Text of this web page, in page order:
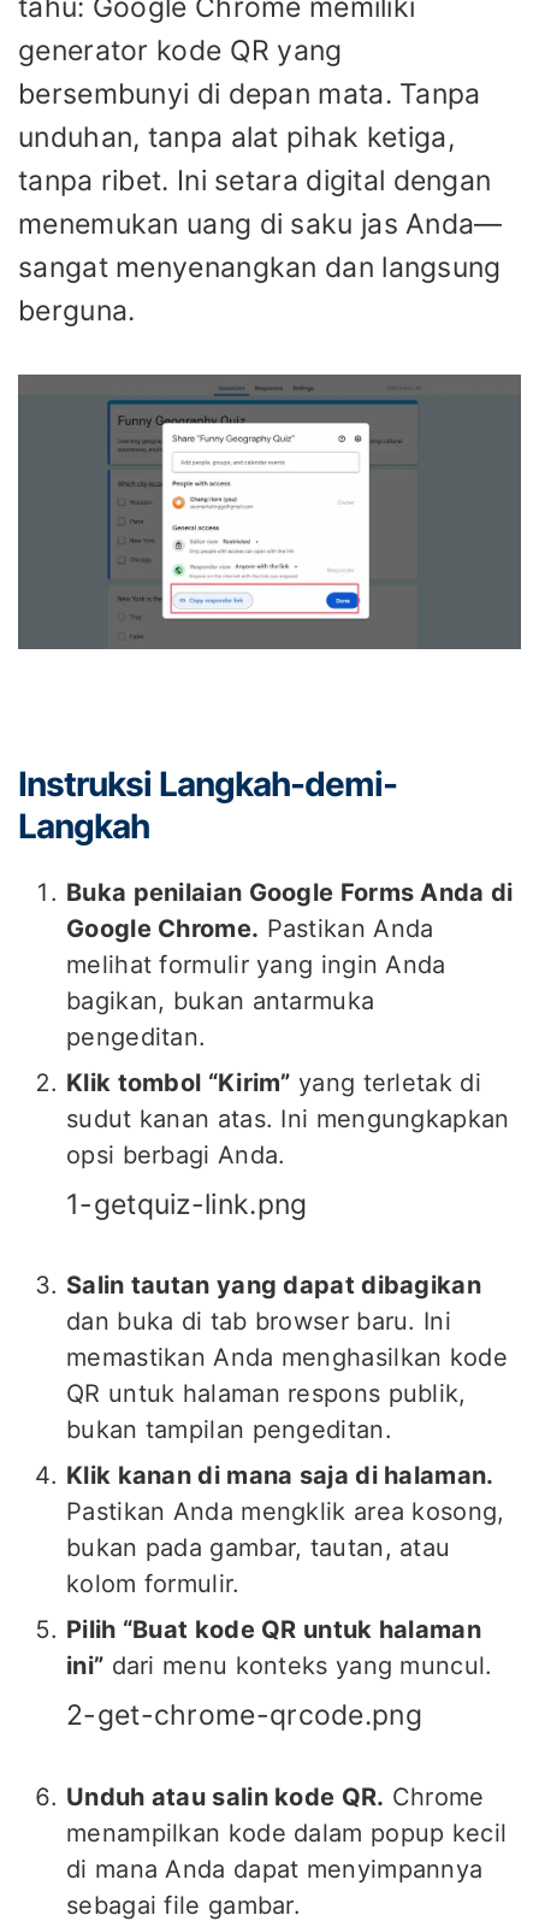
tahu: Google Chrome memiliki
generator kode QR yang
bersembunyi di depan mata. Tanpa
unduhan, tanpa alat pihak ketiga,
tanpa ribet. Ini setara digital dengan
menemukan uang di saku jas Anda—
sangat menyenangkan dan langsung
berguna.
Instruksi Langkah-demi-
Langkah
Buka penilaian Google Forms Anda di
Google Chrome. Pastikan Anda
melihat formulir yang ingin Anda
bagikan, bukan antarmuka
pengeditan.
Klik tombol “Kirim” yang terletak di
sudut kanan atas. Ini mengungkapkan
opsi berbagi Anda.
1-getquiz-link.png
Salin tautan yang dapat dibagikan
dan buka di tab browser baru. Ini
memastikan Anda menghasilkan kode
QR untuk halaman respons publik,
bukan tampilan pengeditan.
Klik kanan di mana saja di halaman.
Pastikan Anda mengklik area kosong,
bukan pada gambar, tautan, atau
kolom formulir.
Pilih “Buat kode QR untuk halaman
ini” dari menu konteks yang muncul.
2-get-chrome-qrcode.png
Unduh atau salin kode QR. Chrome
menampilkan kode dalam popup kecil
di mana Anda dapat menyimpannya
sebagai file gambar.